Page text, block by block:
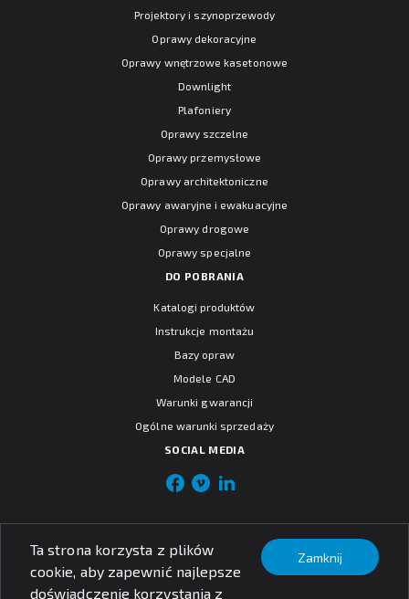
Ta strona korzysta z plików
cookie, aby zapewnić najlepsze
doświadczenie korzystania z
Zamknij
Projektory i szynoprzewody
Oprawy dekoracyjne
Oprawy wnętrzowe kasetonowe
Downlight
Plafoniery
Oprawy szczelne
Oprawy przemysłowe
Oprawy architektoniczne
Oprawy awaryjne i ewakuacyjne
Oprawy drogowe
Oprawy specjalne
DO POBRANIA
Katalogi produktów
Instrukcje montażu
Bazy opraw
Modele CAD
Warunki gwarancji
Ogólne warunki sprzedaży
SOCIAL MEDIA
© PXF Lighting sp. z o.o.
Nota prawna
Polityka prywatności